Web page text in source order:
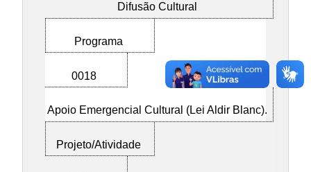
Difusão Cultural
Programa
0018
Apoio Emergencial Cultural (Lei Aldir Blanc).
Projeto/Atividade